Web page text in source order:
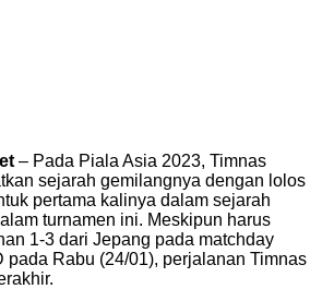
– Pada Piala Asia 2023, Timnas
sejarah gemilangnya dengan lolos
pertama kalinya dalam sejarah
turnamen ini. Meskipun harus
1-3 dari Jepang pada matchday
pada Rabu (24/01), perjalanan Timnas